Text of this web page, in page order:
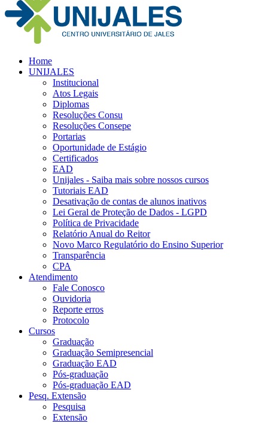
Home
UNIJALES
Institucional
Atos Legais
Diplomas
Resoluções Consu
Resoluções Consepe
Portarias
Oportunidade de Estágio
Certificados
EAD
Unijales - Saiba mais sobre nossos cursos
Tutoriais EAD
Desativação de contas de alunos inativos
Lei Geral de Proteção de Dados - LGPD
Política de Privacidade
Relatório Anual do Reitor
Novo Marco Regulatório do Ensino Superior
Transparência
CPA
Atendimento
Fale Conosco
Ouvidoria
Reporte erros
Protocolo
Cursos
Graduação
Graduação Semipresencial
Graduação EAD
Pós-graduação
Pós-graduação EAD
Pesq. Extensão
Pesquisa
Extensão